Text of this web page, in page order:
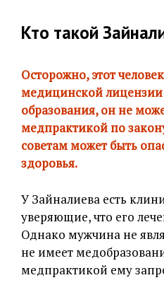
Кто такой
Осторожно, этот
медицинской лицензии
образования, он не
медпрактикой по
советам может быть
здоровья.
У Зайналиева есть
уверяющие, что его
Однако мужчина не
не имеет
медпрактикой ему